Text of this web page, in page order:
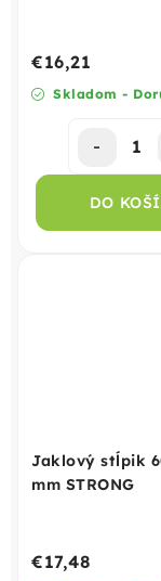
Skladom -
€16,21
DO
Jaklový stĺpik
mm STRONG
€17,48